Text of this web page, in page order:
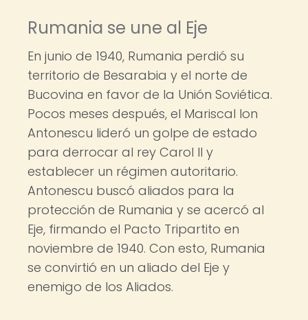
Rumania se une al Eje
En junio de 1940, Rumania perdió su
territorio de Besarabia y el norte de
Bucovina en favor de la Unión Soviética.
Pocos meses después, el Mariscal Ion
Antonescu lideró un golpe de estado
para derrocar al rey Carol II y
establecer un régimen autoritario.
Antonescu buscó aliados para la
protección de Rumania y se acercó al
Eje, firmando el Pacto Tripartito en
noviembre de 1940. Con esto, Rumania
se convirtió en un aliado del Eje y
enemigo de los Aliados.